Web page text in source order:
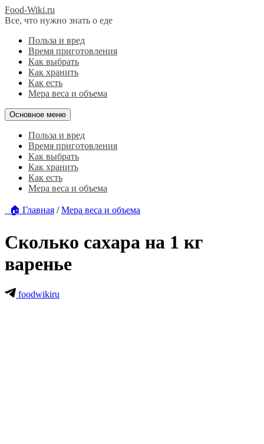
Food-Wiki.ru
Все, что нужно знать о еде
Польза и вред
Время приготовления
Как выбрать
Как хранить
Как есть
Мера веса и объема
Основное меню
Польза и вред
Время приготовления
Как выбрать
Как хранить
Как есть
Мера веса и объема
🏠 Главная /Мера веса и объема
Сколько сахара на 1 кг
варенье
foodwikiru